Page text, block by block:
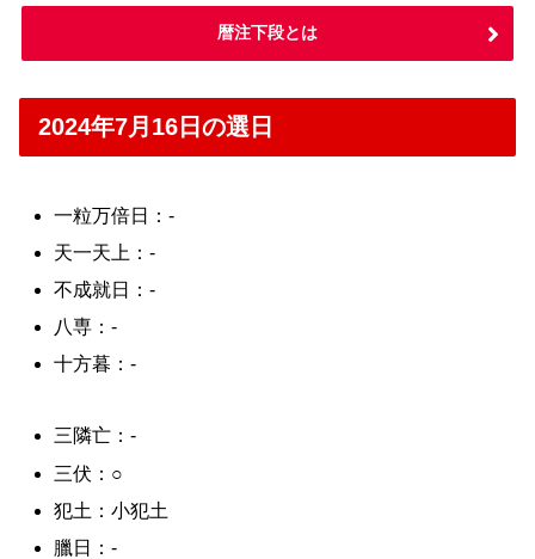
暦注下段とは
2024年7月16日の選日
一粒万倍日：-
天一天上：-
不成就日：-
八専：-
十方暮：-
三隣亡：-
三伏：○
犯土：小犯土
臘日：-